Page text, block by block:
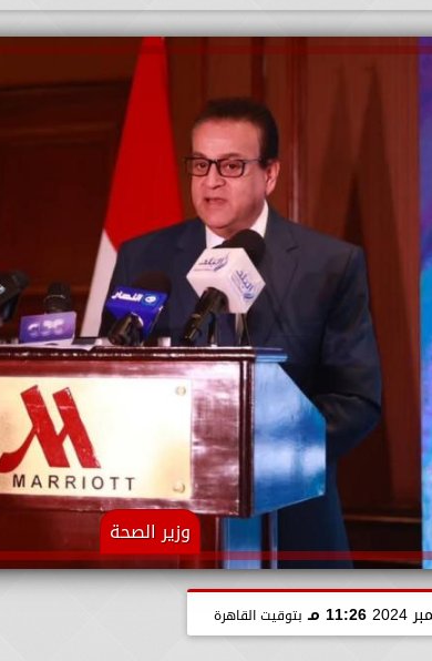
وزير الصحة
11:26 مـ بتوقيت القاهرة